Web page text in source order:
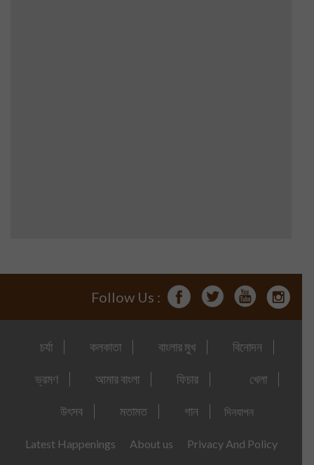
Follow Us :
চর্যা কলকাতা বাংলার মুখ বিনোদন
ভ্রমণ আমার বাংলা ফিচার খেলা
উৎসব মতামত গান দিনযাপন
Latest Happenings About us Privacy And Policy